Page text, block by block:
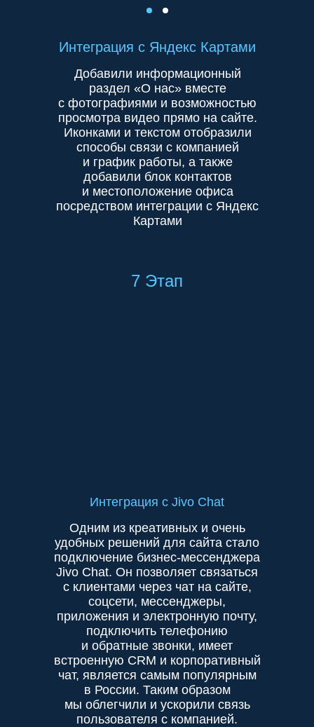
Добавили информационный
раздел «О нас» вместе
с фотографиями и возможностью
просмотра видео прямо на сайте.
Иконками и текстом отобразили
способы связи с компанией
и график работы, а также
добавили блок контактов
и местоположение офиса
посредством интеграции с Яндекс
Картами
Интеграция с Яндекс Картами
Одним из креативных и очень
удобных решений для сайта стало
подключение бизнес-мессенджера
Jivo Chat. Он позволяет связаться
с клиентами через чат на сайте,
соцсети, мессенджеры,
приложения и электронную почту,
подключить телефонию
и обратные звонки, имеет
встроенную CRM и корпоративный
чат, является самым популярным
в России. Таким образом
мы облегчили и ускорили связь
пользователя с компанией.
Интеграция с Jivo Chat
7 Этап